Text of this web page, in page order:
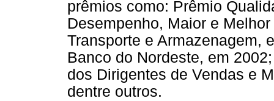
prêmios como: Prêmio
Desempenho, Maior e
Transporte e Armazenagem,
Banco do Nordeste, em
dos Dirigentes de Vendas e
dentre outros.